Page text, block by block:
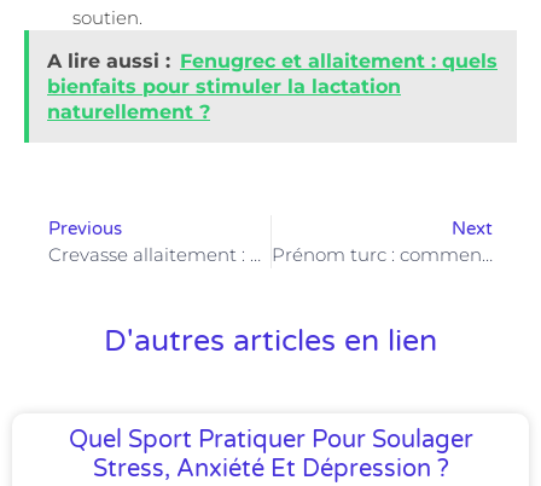
soutien.
A lire aussi : Fenugrec et allaitement : quels
bienfaits pour stimuler la lactation
naturellement ?
Previous
Crevasse allaitement : prévenir la douleur pour un allaitement serein
Next
Prénom turc : comment choisir un prénom qui reflète l’identité culturelle de votre enfant ?
D'autres articles en lien
Quel Sport Pratiquer Pour Soulager
Stress, Anxiété Et Dépression ?